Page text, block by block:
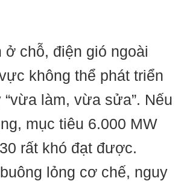
ở chỗ, điện gió ngoài
không thể phát triển
làm, vừa sửa”. Nếu
mục tiêu 6.000 MW
rất khó đạt được.
lỏng cơ chế, nguy